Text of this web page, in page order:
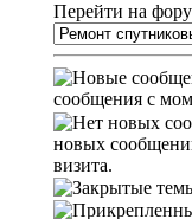
Перейти на
сообщения с
новых
визита.